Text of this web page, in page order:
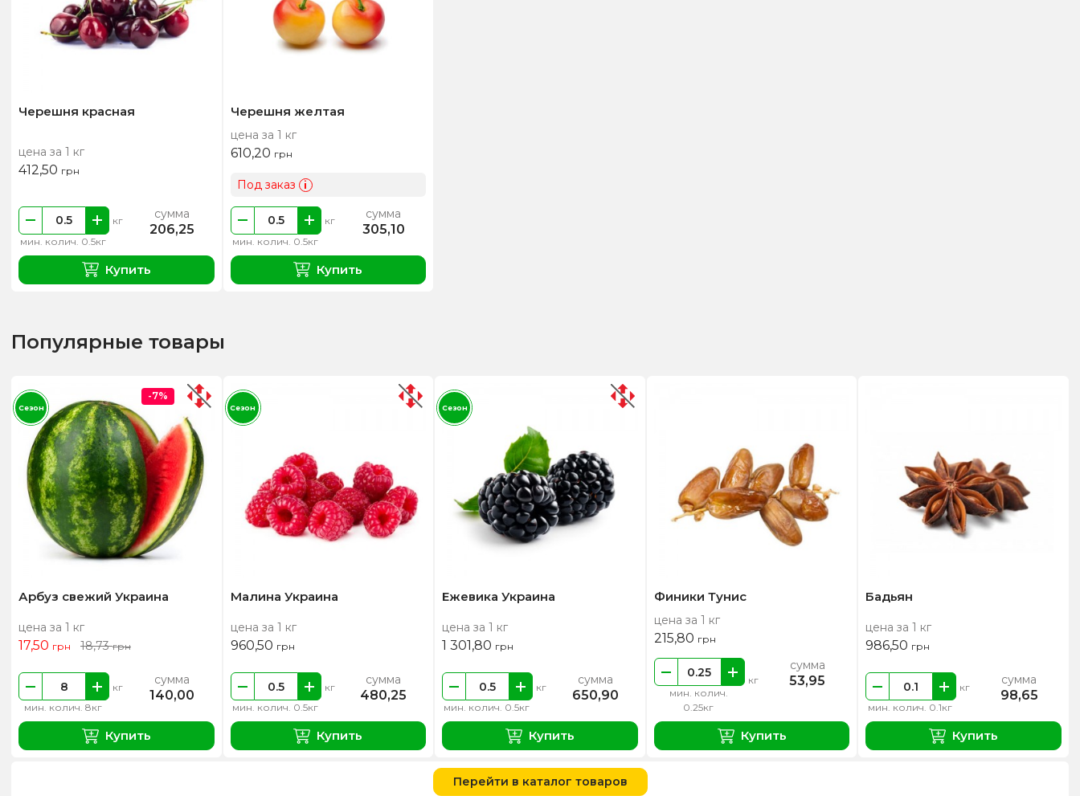
Черешня красная
цена за 1 кг
412,50 грн
мин. колич. 0.5кг
кг сумма
206,25
Купить
Черешня желтая
цена за 1 кг
610,20 грн
Под заказ i
мин. колич. 0.5кг
кг сумма
305,10
Купить
Популярные товары
Арбуз свежий Украина
цена за 1 кг
17,50 грн 18,73грн
мин. колич. 8кг
кг сумма
140,00
Купить
-7%
Сезон
Малина Украина
цена за 1 кг
960,50 грн
мин. колич. 0.5кг
кг сумма
480,25
Купить
Сезон
Ежевика Украина
цена за 1 кг
1 301,80 грн
мин. колич. 0.5кг
кг сумма
650,90
Купить
Сезон
Финики Тунис
цена за 1 кг
215,80 грн
мин. колич.
0.25кг
кг
сумма
53,95
Купить
Бадьян
цена за 1 кг
986,50 грн
мин. колич. 0.1кг
кг сумма
98,65
Купить
Перейти в каталог товаров